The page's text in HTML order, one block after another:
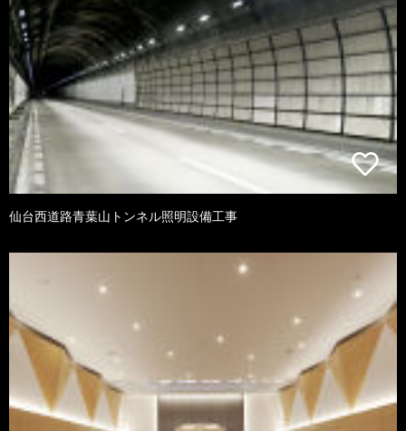
仙台西道路青葉山トンネル照明設備工事